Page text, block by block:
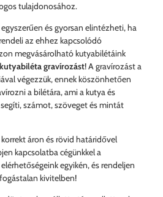
tulajdonosához.
egyszerűen és gyorsan elintézheti, ha
az ehhez kapcsolódó
megvásárolható kutyabilétáink
kutyabiléta gravírozást! A gravírozást a
végezzük, ennek köszönhetően
a bilétára, ami a kutya és
számot, szöveget és mintát
korrekt áron és rövid határidővel
kapcsolatba cégünkkel a
egyikén, és rendeljen
kivitelben!